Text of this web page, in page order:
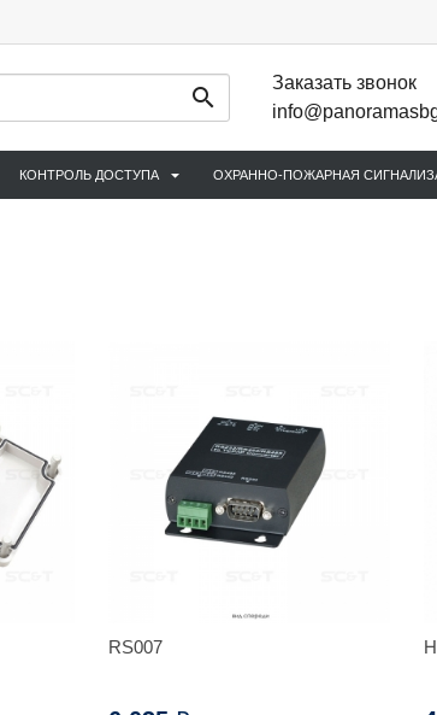
Заказать звонок
КОНТРОЛЬ ДОСТУПА ОХРАННО-ПОЖАРНАЯ
RS007